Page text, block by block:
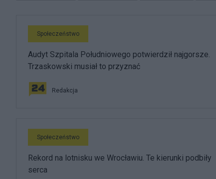
Społeczeństwo
Audyt Szpitala Południowego potwierdził najgorsze.
Trzaskowski musiał to przyznać
Redakcja
Społeczeństwo
Rekord na lotnisku we Wrocławiu. Te kierunki podbiły
serca